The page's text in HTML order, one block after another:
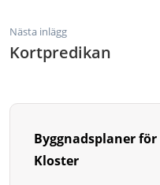
Nästa inlägg
Kortpredikan
Byggnadsplaner
Kloster